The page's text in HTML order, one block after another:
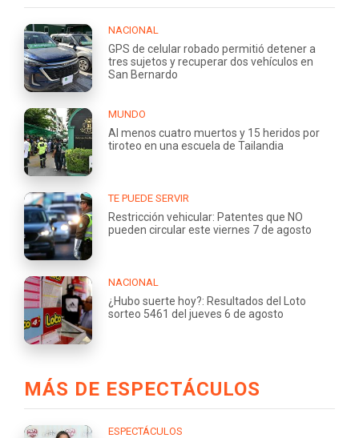
NACIONAL
GPS de celular robado permitió detener a
tres sujetos y recuperar dos vehículos en
San Bernardo
MUNDO
Al menos cuatro muertos y 15 heridos por
tiroteo en una escuela de Tailandia
TE PUEDE SERVIR
Restricción vehicular: Patentes que NO
pueden circular este viernes 7 de agosto
NACIONAL
¿Hubo suerte hoy?: Resultados del Loto
sorteo 5461 del jueves 6 de agosto
MÁS DE ESPECTÁCULOS
ESPECTÁCULOS